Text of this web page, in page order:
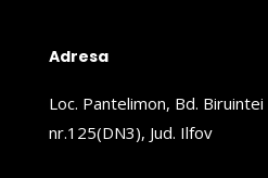
Adresa
Loc. Pantelimon, Bd. Biruintei
nr.125(DN3), Jud. Ilfov